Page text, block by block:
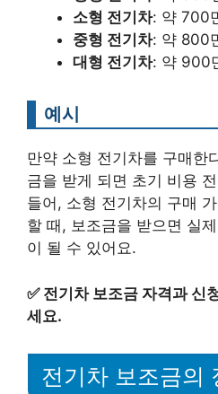
소형 전기차: 약 700
중형 전기차: 약 800
대형 전기차: 약 900
예시
만약 소형 전기차를 구매한
금을 받게 되면 초기 비용
들어, 소형 전기차의 구매
할 때, 보조금을 받으면 실
이 될 수 있어요.
✅ 전기차 보조금 자격과 신
세요.
전기차 보조금의